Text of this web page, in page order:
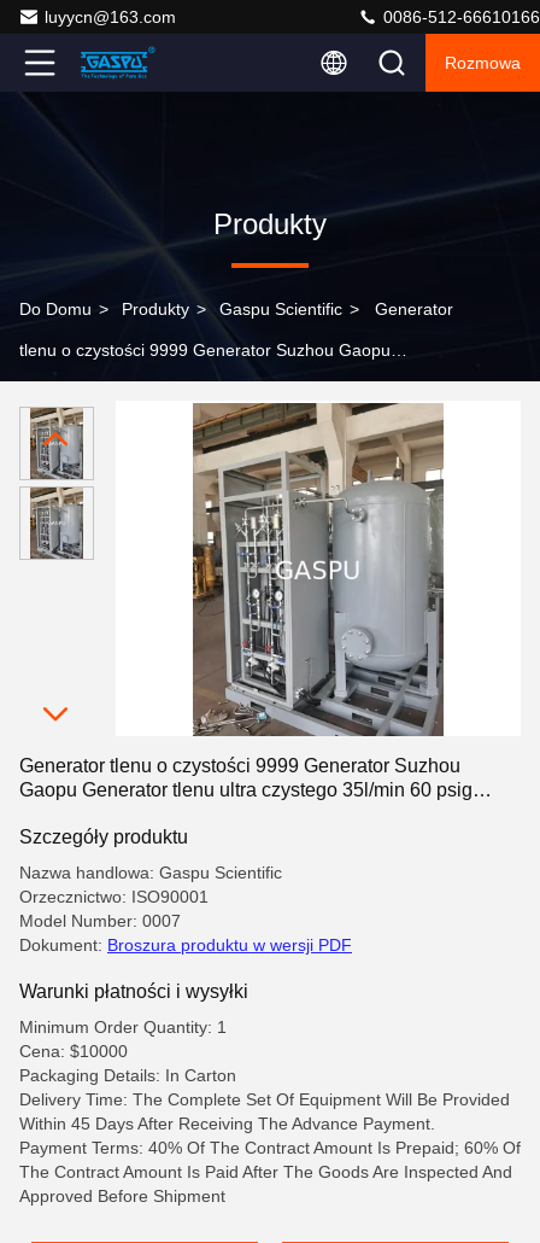
luyycn@163.com 0086-512-66610166
Rozmowa
Produkty
Do Domu > Produkty > Gaspu Scientific > Generator
tlenu o czystości 9999 Generator Suzhou Gaopu
pojemność zastosowania przemysłowe
Generator tlenu o czystości 9999 Generator Suzhou
Gaopu Generator tlenu ultra czystego 35l/min 60 psig
Szczegóły produktu
Nazwa handlowa: Gaspu Scientific
Orzecznictwo: ISO90001
Model Number: 0007
Dokument: Broszura produktu w wersji PDF
Warunki płatności i wysyłki
Minimum Order Quantity: 1
Cena: $10000
Packaging Details: In Carton
Delivery Time: The Complete Set Of Equipment Will Be Provided
Within 45 Days After Receiving The Advance Payment.
Payment Terms: 40% Of The Contract Amount Is Prepaid; 60% Of
The Contract Amount Is Paid After The Goods Are Inspected And
Approved Before Shipment